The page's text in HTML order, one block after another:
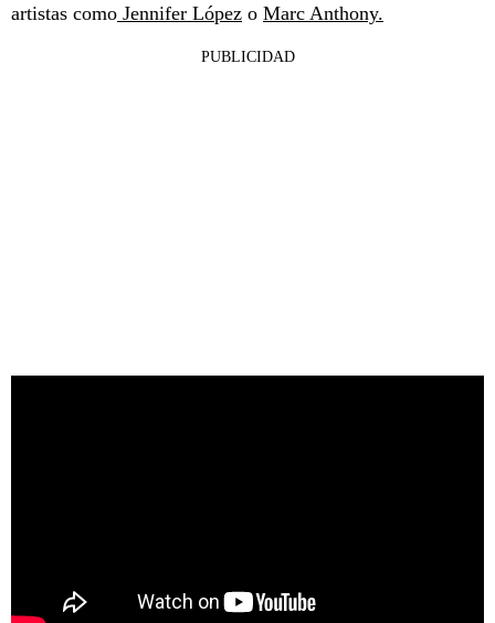
artistas como Jennifer López o Marc Anthony.
PUBLICIDAD